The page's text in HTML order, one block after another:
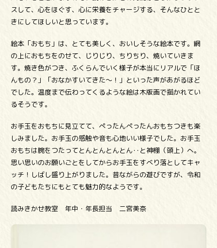
スして、心をほぐす、心に栄養をチャージする、そんなひとと
きにしてほしいと思っています。
絵本「おもち」は、とても美しく、おいしそうな絵本です。網
の上におもちをのせて、じりじり、ちりちり、焼いていきま
す。焼き色がつき、ふくらんでいく様子が本当にリアルで「ほ
んもの？」「おなかすいてきた～！」といった声があがるほど
でした。温度まで伝わってくるような絵は木版画で描かれてい
るそうです。
お手玉をおもちに見立てて、ぺったんぺったんおもちつきも楽
しみました。お手玉の感触や音も心地いい様子でした。お手玉
おもちは腕をつたってとんとんとんとん･･と神棚（頭上）へ。
思い思いのお願いごとをしてからお手玉をすべり落としてキャ
ッチ！しばし盛り上がりました。昔ながらの遊びですが、令和
の子どもたちにもとても魅力的なようです。
読みきかせ教室 年中・年長担当 二宮美奈